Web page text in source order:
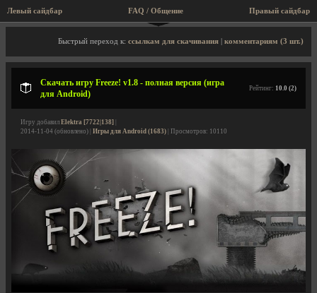
Левый сайдбар Правый сайдбар
FAQ / Общение
Описание игры, скриншоты, видео
Быстрый переход к: ссылкам для скачивания комментариям (3 шт.)
Скачать игру Freeze! v1.8 - полная версия (игра
для Android)
Рейтинг: 10.0 (2)
Игру добавил Elektra [7722|138]
2014-11-04 (обновлено) | Игры для Android (1683) | Просмотров: 10110